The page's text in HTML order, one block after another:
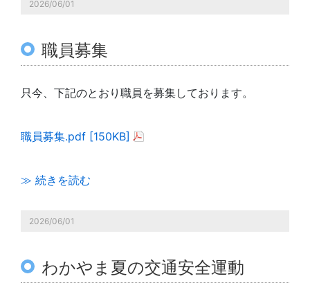
2026/06/01
職員募集
只今、下記のとおり職員を募集しております。
職員募集.pdf [150KB]
≫ 続きを読む
2026/06/01
わかやま夏の交通安全運動